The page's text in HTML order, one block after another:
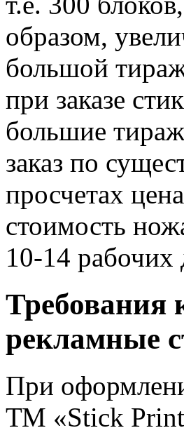
образом,
большой
при заказе
большие
заказ по
просчетах
стоимость
10-14 рабочих
Требования
рекламные
При
ТМ «Stick